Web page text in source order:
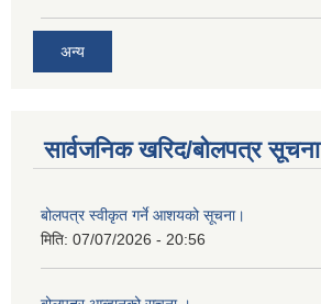
अन्य
सार्वजनिक खरिद/बोलपत्र सूचना
बोलपत्र स्वीकृत गर्ने आशयको सूचना।
मिति: 07/07/2026 - 20:56